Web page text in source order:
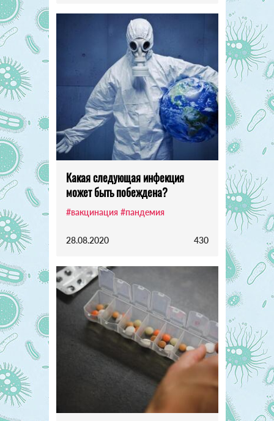
Какая следующая инфекция
может быть побеждена?
#вакцинация #пандемия
28.08.2020 430